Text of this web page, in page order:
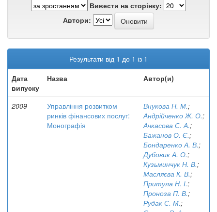
Вивести на сторінку:
Автори:
Результати від 1 до 1 із 1
Дата
випуску
Назва Автор(и)
2009
Управління розвитком
ринків фінансових послуг:
Монографія
Внукова Н. М.;
Андрійченко Ж. О.;
Ачкасова С. А.;
Бажанов О. Є.;
Бондаренко А. В.;
Дубовик А. О.;
Кузьминчук Н. В.;
Масляєва К. В.;
Притула Н. І.;
Проноза П. В.;
Рудак С. М.;